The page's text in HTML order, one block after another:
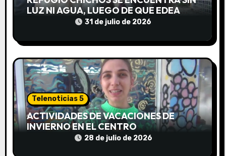
LUZ NI AGUA, LUEGO DE QUE EDEA
CORTARA EL SUMINISTRO SIN AVISO
31 de julio de 2026
Telenoticias 5
ACTIVIDADES DE VACACIONES DE
INVIERNO EN EL CENTRO
COMUNITARIO EL TALA
28 de julio de 2026